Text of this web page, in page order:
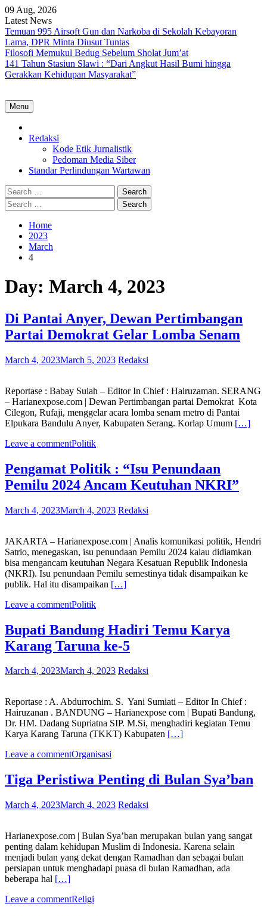
Skip
to
content
09 Aug, 2026
Latest News
Temuan 995 Airsoft Gun dan Narkoba di Sekolah Kebayoran
Lama, DPR Minta Diusut Tuntas
Filosofi Memukul Bedug Sebelum Sholat Jum’at
141 Tahun Stasiun Slawi : “Dari Angkut Hasil Bumi hingga
Gerakkan Kehidupan Masyarakat”
Menu
Redaksi
Kode Etik Jurnalistik
Pedoman Media Siber
Standar Perlindungan Wartawan
Search
for:
Search
for:
Home
2023
March
4
Day: March 4, 2023
Di Pantai Anyer, Dewan Pertimbangan
Partai Demokrat Gelar Lomba Senam
March 4, 2023March 5, 2023 Redaksi
Reportase : Babay Suiah – Editor In Chief : Hairuzaman. SERANG
– Harianexpose.com | Dewan Pertimbangan partai Demokrat Kota
Cilegon, Rufaji, menggelar acara lomba senam metro di Pantai
Elpukara Bandulu Anyer, Kabupaten Serang. Korlap Umum […]
Leave a commentPolitik
Pengamat Politik : “Isu Penundaan
Pemilu 2024 Ancam Keutuhan NKRI”
March 4, 2023March 4, 2023 Redaksi
JAKARTA – Harianexpose.com | Analis komunikasi politik, Hendri
Satrio, menegaskan, isu penundaan Pemilu 2024 kalau didiamkan
bisa mengancam keutuhan Negara Kesatuan Republik Indonesia
(NKRI). Isu penundaan Pemilu semestinya tidak disampaikan ke
publik. Hal itu disampaikan […]
Leave a commentPolitik
Bupati Bandung Hadiri Temu Karya
Karang Taruna ke-5
March 4, 2023March 4, 2023 Redaksi
Reportase : A. Abdurrochim. S. Yani Sumiati – Editor In Chief :
Hairuzanan . BANDUNG – Harianexpose com | Bupati Bandung,
Dr. HM. Dadang Supriatna SIP. M.Si, menghadiri kegiatan Temu
Karya Karang Taruna (TKKT) Kabupaten […]
Leave a commentOrganisasi
Tiga Peristiwa Penting di Bulan Sya’ban
March 4, 2023March 4, 2023 Redaksi
Harianexpose.com | Bulan Sya’ban merupakan bulan yang sangat
penting dalam kehidupan Muslim di Indonesia. Karena selain
menjadi bulan yang dekat dengan Ramadhan dan sebagai bulan
persiapan untuk menghadapi puasa di bulan Ramadhan, ada
beberapa hal […]
Leave a commentReligi